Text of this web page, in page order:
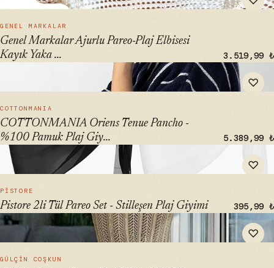
GENEL MARKALAR
Genel Markalar Ajurlu Pareo-Plaj Elbisesi
Kayık Yaka ...
3.519,99 ₺
♡
" alt="COTTONMANIA Oriens Tenue Pancho - %100 Pamuk
Plaj Giyim, Rüzgar ve Güneş Koruma" loading="lazy">
COTTONMANIA
COTTONMANIA Oriens Tenue Pancho -
%100 Pamuk Plaj Giy...
5.389,99 ₺
♡
" alt="Pistore 2li Tül Pareo Set - Stilleşen Plaj Giyimi"
loading="lazy">
PISTORE
Pistore 2li Tül Pareo Set - Stilleşen Plaj Giyimi 395,99 ₺
♡
" alt="Gülçin Coşkun Pareo-Plaj Elbisesi %100 Pamuk Uzun
Triko" loading="lazy">
GÜLÇIN COŞKUN